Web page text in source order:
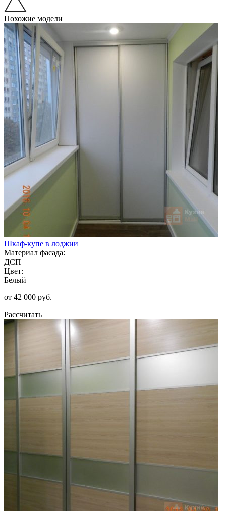
Похожие модели
Шкаф-купе в лоджии
Материал фасада:
ДСП
Цвет:
Белый
от 42 000 руб.
Рассчитать